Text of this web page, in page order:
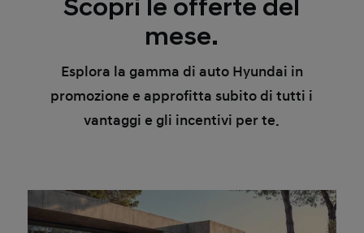
Scopri le offerte del
mese.
Esplora la gamma di auto Hyundai in
promozione e approfitta subito di tutti i
vantaggi e gli incentivi per te.